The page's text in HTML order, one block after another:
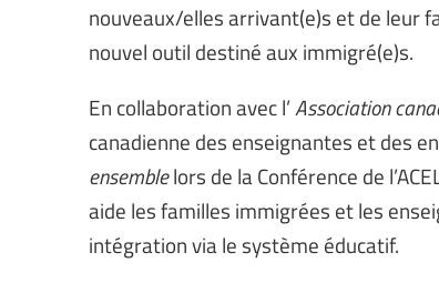
nouveaux/elles arrivant(e)s et de leur
nouvel outil destiné aux immigré(e)s.
En collaboration avec l’Association
canadienne des enseignantes et des
ensemblelors de la Conférence de
aide les familles immigrées et les
intégration via le système éducatif.